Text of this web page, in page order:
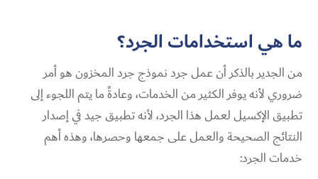
ما هي استخدامات الجرد؟
من الجدير بالذكر أن عمل جرد نموذج جرد المخزون هو أمر
ضروري لأنه يوفر الكثير من الخدمات، وعادةً ما يتم اللجوء إلى
تطبيق الإكسيل لعمل هذا الجرد، لأنه تطبيق جيد في إصدار
النتائج الصحيحة والعمل على جمعها وحصرها، وهذه أهم
خدمات الجرد: